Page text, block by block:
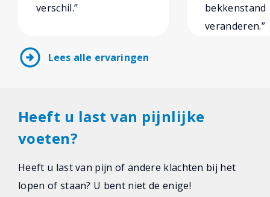
verschil.”
bekkenstand
veranderen.”
arrow_circle_right Lees alle ervaringen
Heeft u last van pijnlijke
voeten?
Heeft u last van pijn of andere klachten bij het
lopen of staan? U bent niet de enige!